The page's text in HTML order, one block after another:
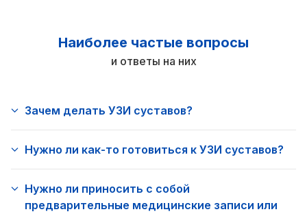
Наиболее частые вопросы
и ответы на них
Зачем делать УЗИ суставов?
Нужно ли как-то готовиться к УЗИ суставов?
Нужно ли приносить с собой
предварительные медицинские записи или